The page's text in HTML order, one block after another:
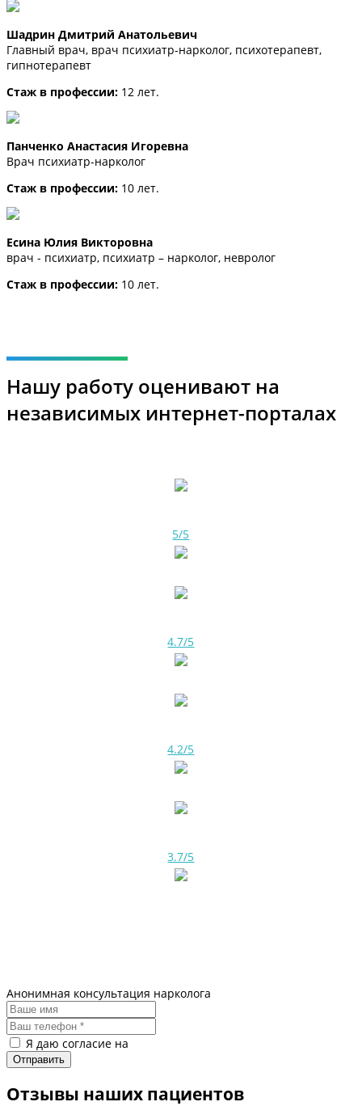
Шадрин Дмитрий Анатольевич
Главный врач, врач психиатр-нарколог, психотерапевт,
гипнотерапевт
Стаж в профессии: 12 лет.
Панченко Анастасия Игоревна
Врач психиатр-нарколог
Стаж в профессии: 10 лет.
Есина Юлия Викторовна
врач - психиатр, психиатр – нарколог, невролог
Стаж в профессии: 10 лет.
Нашу работу оценивают на
независимых интернет-порталах
5/5
4.7/5
4.2/5
3.7/5
Анонимная консультация нарколога
Я даю согласие на
Отзывы наших пациентов